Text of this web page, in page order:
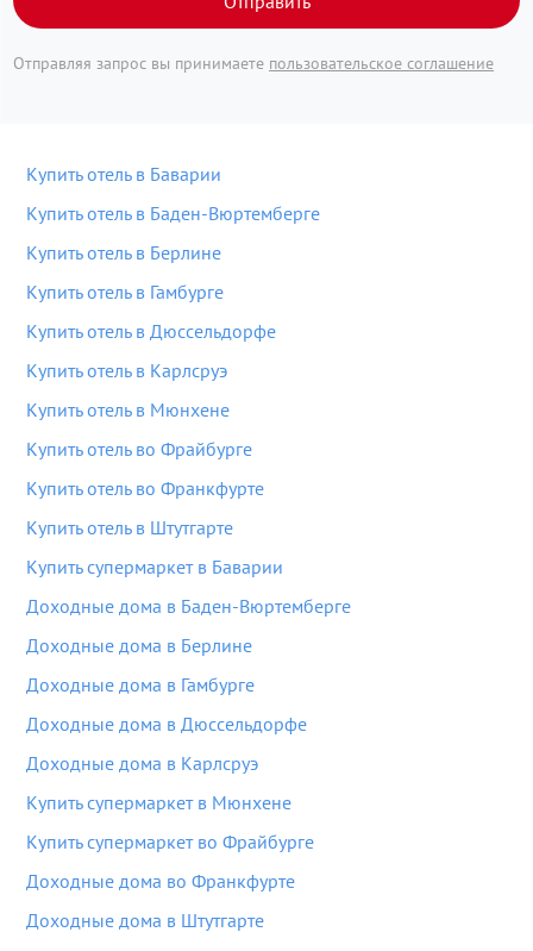
Отправляя запрос вы принимаете пользовательское соглашение
Купить отель в Баварии
Купить отель в Баден-Вюртемберге
Купить отель в Берлине
Купить отель в Гамбурге
Купить отель в Дюссельдорфе
Купить отель в Карлсруэ
Купить отель в Мюнхене
Купить отель во Фрайбурге
Купить отель во Франкфурте
Купить отель в Штутгарте
Купить супермаркет в Баварии
Доходные дома в Баден-Вюртемберге
Доходные дома в Берлине
Доходные дома в Гамбурге
Доходные дома в Дюссельдорфе
Доходные дома в Карлсруэ
Купить супермаркет в Мюнхене
Купить супермаркет во Фрайбурге
Доходные дома во Франкфурте
Доходные дома в Штутгарте